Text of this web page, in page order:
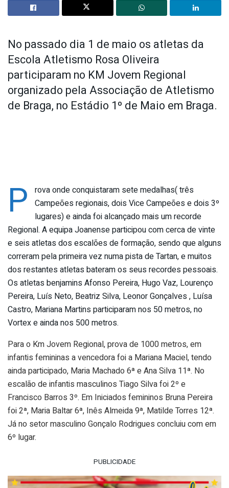
No passado dia 1 de maio os atletas da
Escola Atletismo Rosa Oliveira
participaram no KM Jovem Regional
organizado pela Associação de Atletismo
de Braga, no Estádio 1º de Maio em Braga.
P
rova onde conquistaram sete medalhas( três
Campeões regionais, dois Vice Campeões e dois 3º
lugares) e ainda foi alcançado mais um recorde
Regional. A equipa Joanense participou com cerca de vinte
e seis atletas dos escalões de formação, sendo que alguns
correram pela primeira vez numa pista de Tartan, e muitos
dos restantes atletas bateram os seus recordes pessoais.
Os atletas benjamins Afonso Pereira, Hugo Vaz, Lourenço
Pereira, Luís Neto, Beatriz Silva, Leonor Gonçalves , Luísa
Castro, Mariana Martins participaram nos 50 metros, no
Vortex e ainda nos 500 metros.
Para o Km Jovem Regional, prova de 1000 metros, em
infantis femininas a vencedora foi a Mariana Maciel, tendo
ainda participado, Maria Machado 6ª e Ana Silva 11ª. No
escalão de infantis masculinos Tiago Silva foi 2º e
Francisco Barros 3º. Em Iniciados femininos Bruna Pereira
foi 2ª, Maria Baltar 6ª, Inês Almeida 9ª, Matilde Torres 12ª.
Já no setor masculino Gonçalo Rodrigues concluiu com em
6º lugar.
PUBLICIDADE